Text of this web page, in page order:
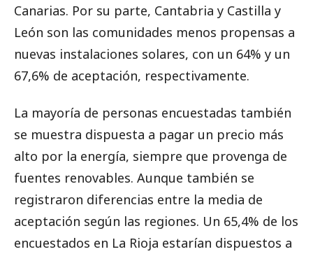
Canarias. Por su parte, Cantabria y Castilla y
León son las comunidades menos propensas a
nuevas instalaciones solares, con un 64% y un
67,6% de aceptación, respectivamente.
La mayoría de personas encuestadas también
se muestra dispuesta a pagar un precio más
alto por la energía, siempre que provenga de
fuentes renovables. Aunque también se
registraron diferencias entre la media de
aceptación según las regiones. Un 65,4% de los
encuestados en La Rioja estarían dispuestos a